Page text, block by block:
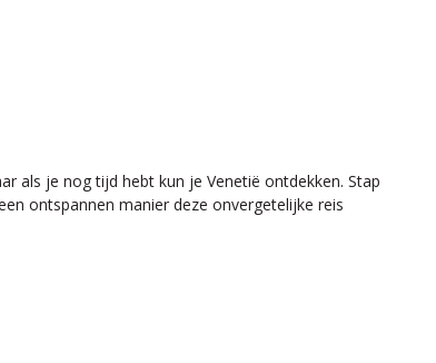
als je nog tijd hebt kun je Venetië ontdekken. Stap
ontspannen manier deze onvergetelijke reis